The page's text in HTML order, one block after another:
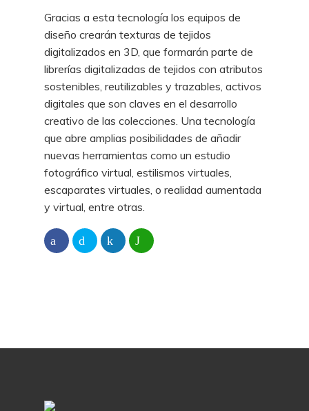
Gracias a esta tecnología los equipos de
diseño crearán texturas de tejidos
digitalizados en 3D, que formarán parte de
librerías digitalizadas de tejidos con atributos
sostenibles, reutilizables y trazables, activos
digitales que son claves en el desarrollo
creativo de las colecciones. Una tecnología
que abre amplias posibilidades de añadir
nuevas herramientas como un estudio
fotográfico virtual, estilismos virtuales,
escaparates virtuales, o realidad aumentada
y virtual, entre otras.